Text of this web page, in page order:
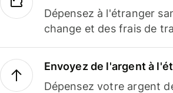
Dépensez à l'étranger
change et des frais de
Envoyez de l'argent à
Dépensez votre argent